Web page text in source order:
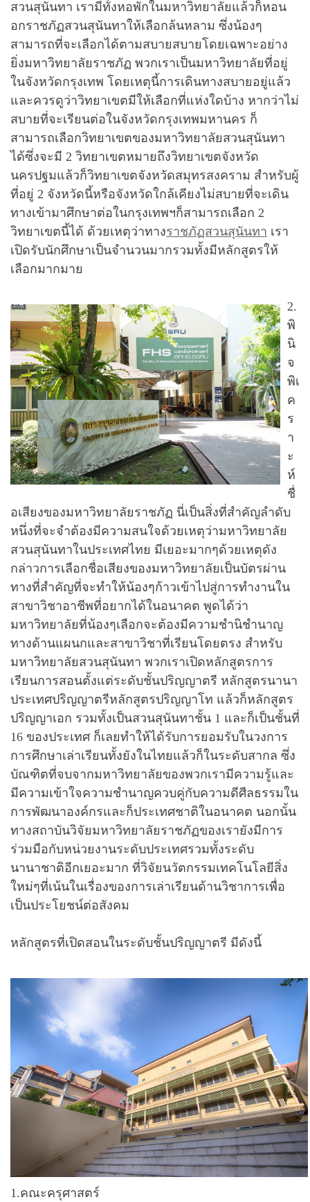
สวนสุนันทา เรามีทั้งหอพักในมหาวิทยาลัยแล้วก็หอน
อกราชภัฏสวนสุนันทาให้เลือกล้นหลาม ซึ่งน้องๆ
สามารถที่จะเลือกได้ตามสบายสบายโดยเฉพาะอย่าง
ยิ่งมหาวิทยาลัยราชภัฏ พวกเราเป็นมหาวิทยาลัยที่อยู่
ในจังหวัดกรุงเทพ โดยเหตุนี้การเดินทางสบายอยู่แล้ว
และควรดูว่าวิทยาเขตมีให้เลือกที่แห่งใดบ้าง หากว่าไม่
สบายที่จะเรียนต่อในจังหวัดกรุงเทพมหานคร ก็
สามารถเลือกวิทยาเขตของมหาวิทยาลัยสวนสุนันทา
ได้ซึ่งจะมี 2 วิทยาเขตหมายถึงวิทยาเขตจังหวัด
นครปฐมแล้วก็วิทยาเขตจังหวัดสมุทรสงคราม สำหรับผู้
ที่อยู่ 2 จังหวัดนี้หรือจังหวัดใกล้เคียงไม่สบายที่จะเดิน
ทางเข้ามาศึกษาต่อในกรุงเทพฯก็สามารถเลือก 2
วิทยาเขตนี้ได้ ด้วยเหตุว่าทางราชภัฏสวนสุนันทา เรา
เปิดรับนักศึกษาเป็นจำนวนมากรวมทั้งมีหลักสูตรให้
เลือกมากมาย
2.
พิ
นิ
จ
พิเ
ค
ร
า
ะ
ห์
ชื่
อเสียงของมหาวิทยาลัยราชภัฏ นี่เป็นสิ่งที่สำคัญลำดับ
หนึ่งที่จะจำต้องมีความสนใจด้วยเหตุว่ามหาวิทยาลัย
สวนสุนันทาในประเทศไทย มีเยอะมากๆด้วยเหตุดัง
กล่าวการเลือกชื่อเสียงของมหาวิทยาลัยเป็นบัตรผ่าน
ทางที่สำคัญที่จะทำให้น้องๆก้าวเข้าไปสู่การทำงานใน
สาขาวิชาอาชีพที่อยากได้ในอนาคต พูดได้ว่า
มหาวิทยาลัยที่น้องๆเลือกจะต้องมีความชำนิชำนาญ
ทางด้านแผนกและสาขาวิชาที่เรียนโดยตรง สำหรับ
มหาวิทยาลัยสวนสุนันทา พวกเราเปิดหลักสูตรการ
เรียนการสอนตั้งแต่ระดับชั้นปริญญาตรี หลักสูตรนานา
ประเทศปริญญาตรีหลักสูตรปริญญาโท แล้วก็หลักสูตร
ปริญญาเอก รวมทั้งเป็นสวนสุนันทาชั้น 1 และก็เป็นชั้นที่
16 ของประเทศ ก็เลยทำให้ได้รับการยอมรับในวงการ
การศึกษาเล่าเรียนทั้งยังในไทยแล้วก็ในระดับสากล ซึ่ง
บัณฑิตที่จบจากมหาวิทยาลัยของพวกเรามีความรู้และ
มีความเข้าใจความชำนาญควบคู่กับความดีศีลธรรมใน
การพัฒนาองค์กรและก็ประเทศชาติในอนาคต นอกนั้น
ทางสถาบันวิจัยมหาวิทยาลัยราชภัฏของเรายังมีการ
ร่วมมือกับหน่วยงานระดับประเทศรวมทั้งระดับ
นานาชาติอีกเยอะมาก ที่วิจัยนวัตกรรมเทคโนโลยีสิ่ง
ใหม่ๆที่เน้นในเรื่องของการเล่าเรียนด้านวิชาการเพื่อ
เป็นประโยชน์ต่อสังคม
หลักสูตรที่เปิดสอนในระดับชั้นปริญญาตรี มีดังนี้
1.คณะครุศาสตร์